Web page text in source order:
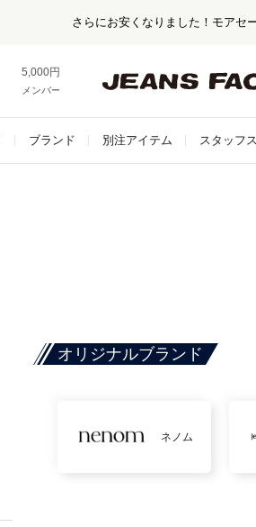
さらにお安くなりました！モアセ
5,000円以上お買い上げで送料無料！
メンバー登録でお得な情報をゲット。さらに詳しく
ブランド 別注アイテム スタッフ
オリジナルブランド
ネノム